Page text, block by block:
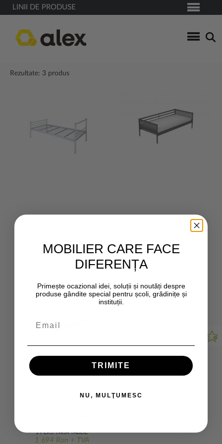
LINII DE PRODUSE
Rezultate: 3 produs
1 034 Ron + TVA
PAT ELISABETH
PERFORATĂ
2 057 Ron + TVA
1 PERS. FĂRĂ TĂBLIE
1 694 Ron + TVA
MOBILIER CARE FACE
DIFERENȚA
Primește ocazional idei, soluții și noutăți despre
produse gândite special pentru școli, grădinițe și
instituții.
TRIMITE
NU, MULŢUMESC